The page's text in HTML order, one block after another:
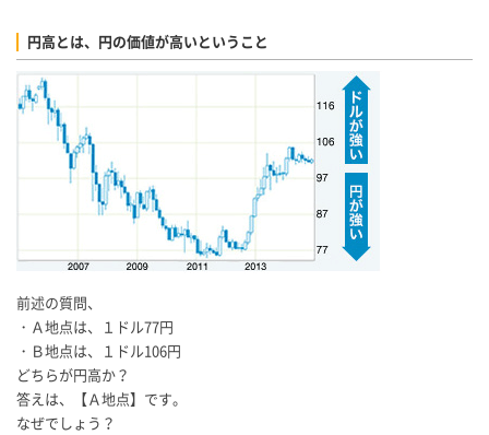
円高とは、円の価値が高いということ
前述の質問、
・Ａ地点は、１ドル77円
・Ｂ地点は、１ドル106円
どちらが円高か？
答えは、【Ａ地点】です。
なぜでしょう？